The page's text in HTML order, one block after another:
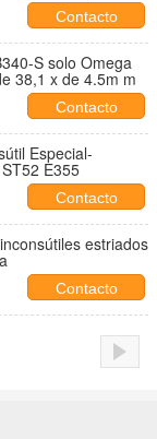
Contacto
S solo Omega
38,1 x de 4.5m m
Contacto
Especial-
E355
Contacto
estriados
Contacto